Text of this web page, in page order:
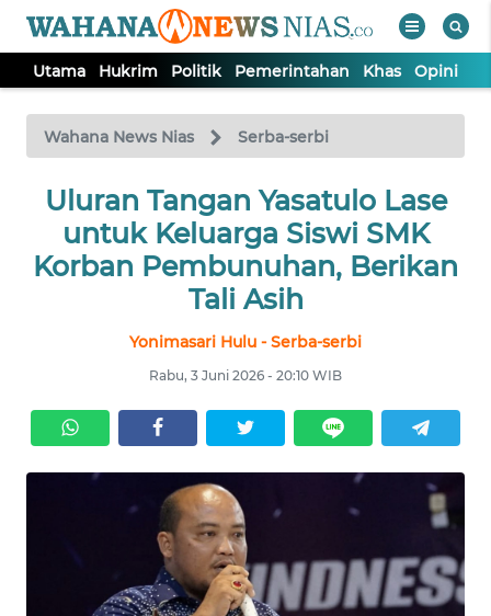
Utama Hukrim Politik Pemerintahan Khas Opini
Wahana News Nias Serba-serbi
Uluran Tangan Yasatulo Lase
untuk Keluarga Siswi SMK
Korban Pembunuhan, Berikan
Tali Asih
Yonimasari Hulu - Serba-serbi
Rabu, 3 Juni 2026 - 20:10 WIB
TV
Tutup
UTAMA
HUKRIM
PEMERINTAHAN
KHAS
NUSANTARA